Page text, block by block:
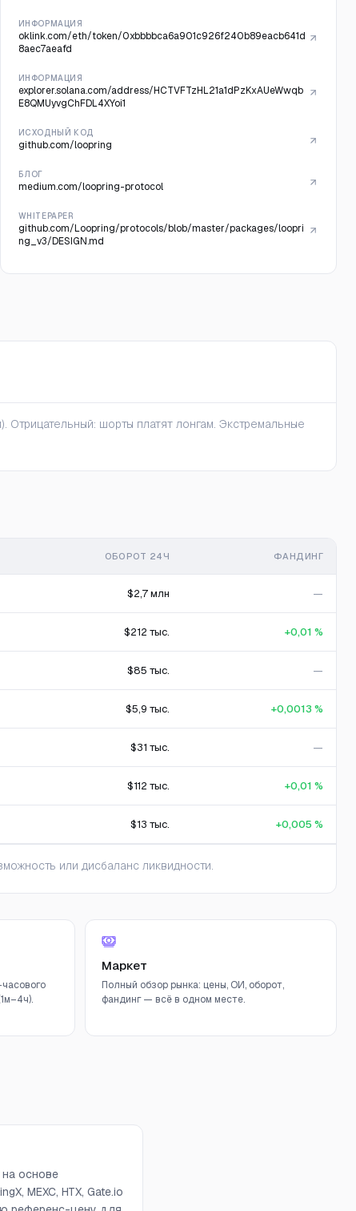
ИНФОРМАЦИЯ
oklink.com/eth/token/0xbbbbca6a901c926f240b89eacb641d
8aec7aeafd
ИНФОРМАЦИЯ
explorer.solana.com/address/HCTVFTzHL21a1dPzKxAUeWwqb
E8QMUyvgChFDL4XYoi1
ИСХОДНЫЙ КОД
github.com/loopring
БЛОГ
medium.com/loopring-protocol
WHITEPAPER
github.com/Loopring/protocols/blob/master/packages/loopri
ng_v3/DESIGN.md
шорты платят лонгам. Экстремальные
ОБОРОТ 24Ч ФАНДИНГ
$2,7 млн —
$212 тыс. +0,01 %
$85 тыс. —
$5,9 тыс. +0,0013 %
$31 тыс. —
$112 тыс. +0,01 %
$13 тыс. +0,005 %
или дисбаланс ликвидности.
Маркет
Полный обзор рынка: цены, ОИ, оборот,
фандинг — всё в одном месте.
на основе
MEXC, HTX, Gate.io